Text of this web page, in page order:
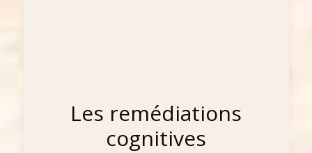
Les remédiations
cognitives